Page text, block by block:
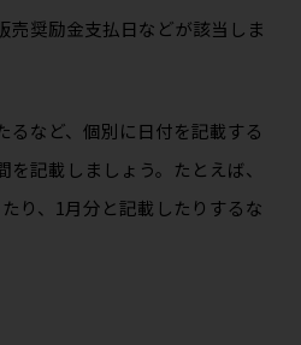
売奨励金支払日などが該当しま
るなど、個別に日付を記載する
記載しましょう。たとえば、
り、1月分と記載したりするな